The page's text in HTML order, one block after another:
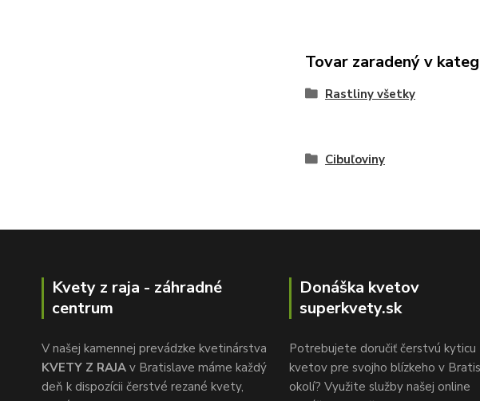
Tovar zaradený v
Rastliny všetky
Cibuľoviny
Kvety z raja - záhradné
centrum
V našej kamennej prevádzke kvetinárstva
KVETY Z RAJA v Bratislave máme každý
deň k dispozícii čerstvé rezané kvety,
Donáška kvetov
superkvety.sk
Potrebujete doručiť čerstvú kyticu
kvetov pre svojho blízkeho v
okolí? Využite služby našej online